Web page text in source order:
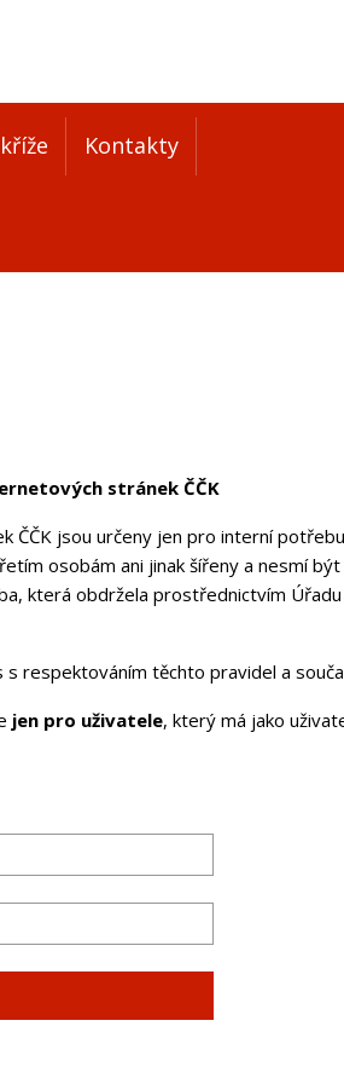
Kontakty
stránek ČČK
ČČK jsou určeny jen pro interní
osobám ani jinak šířeny a nesmí
která obdržela prostřednictvím Úřadu
respektováním těchto pravidel a
jen pro uživatele, který má jako